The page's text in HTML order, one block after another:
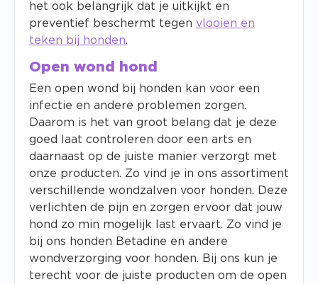
het ook belangrijk dat je uitkijkt en
preventief beschermt tegen vlooien en
teken bij honden.
Open wond hond
Een open wond bij honden kan voor een
infectie en andere problemen zorgen.
Daarom is het van groot belang dat je deze
goed laat controleren door een arts en
daarnaast op de juiste manier verzorgt met
onze producten. Zo vind je in ons assortiment
verschillende wondzalven voor honden. Deze
verlichten de pijn en zorgen ervoor dat jouw
hond zo min mogelijk last ervaart. Zo vind je
bij ons honden Betadine en andere
wondverzorging voor honden. Bij ons kun je
terecht voor de juiste producten om de open